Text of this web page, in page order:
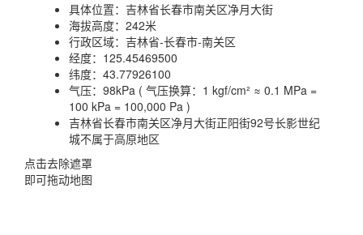
具体位置： 吉林省长春市南关区净月大街
海拔高度： 242米
行政区域： 吉林省-长春市-南关区
经度： 125.45469500
纬度： 43.77926100
气压： 98kPa ( 气压换算：1 kgf/cm² ≈ 0.1 MPa =
100 kPa = 100,000 Pa )
吉林省长春市南关区净月大街正阳街92号长影世纪
城不属于高原地区
点击去除遮罩
即可拖动地图